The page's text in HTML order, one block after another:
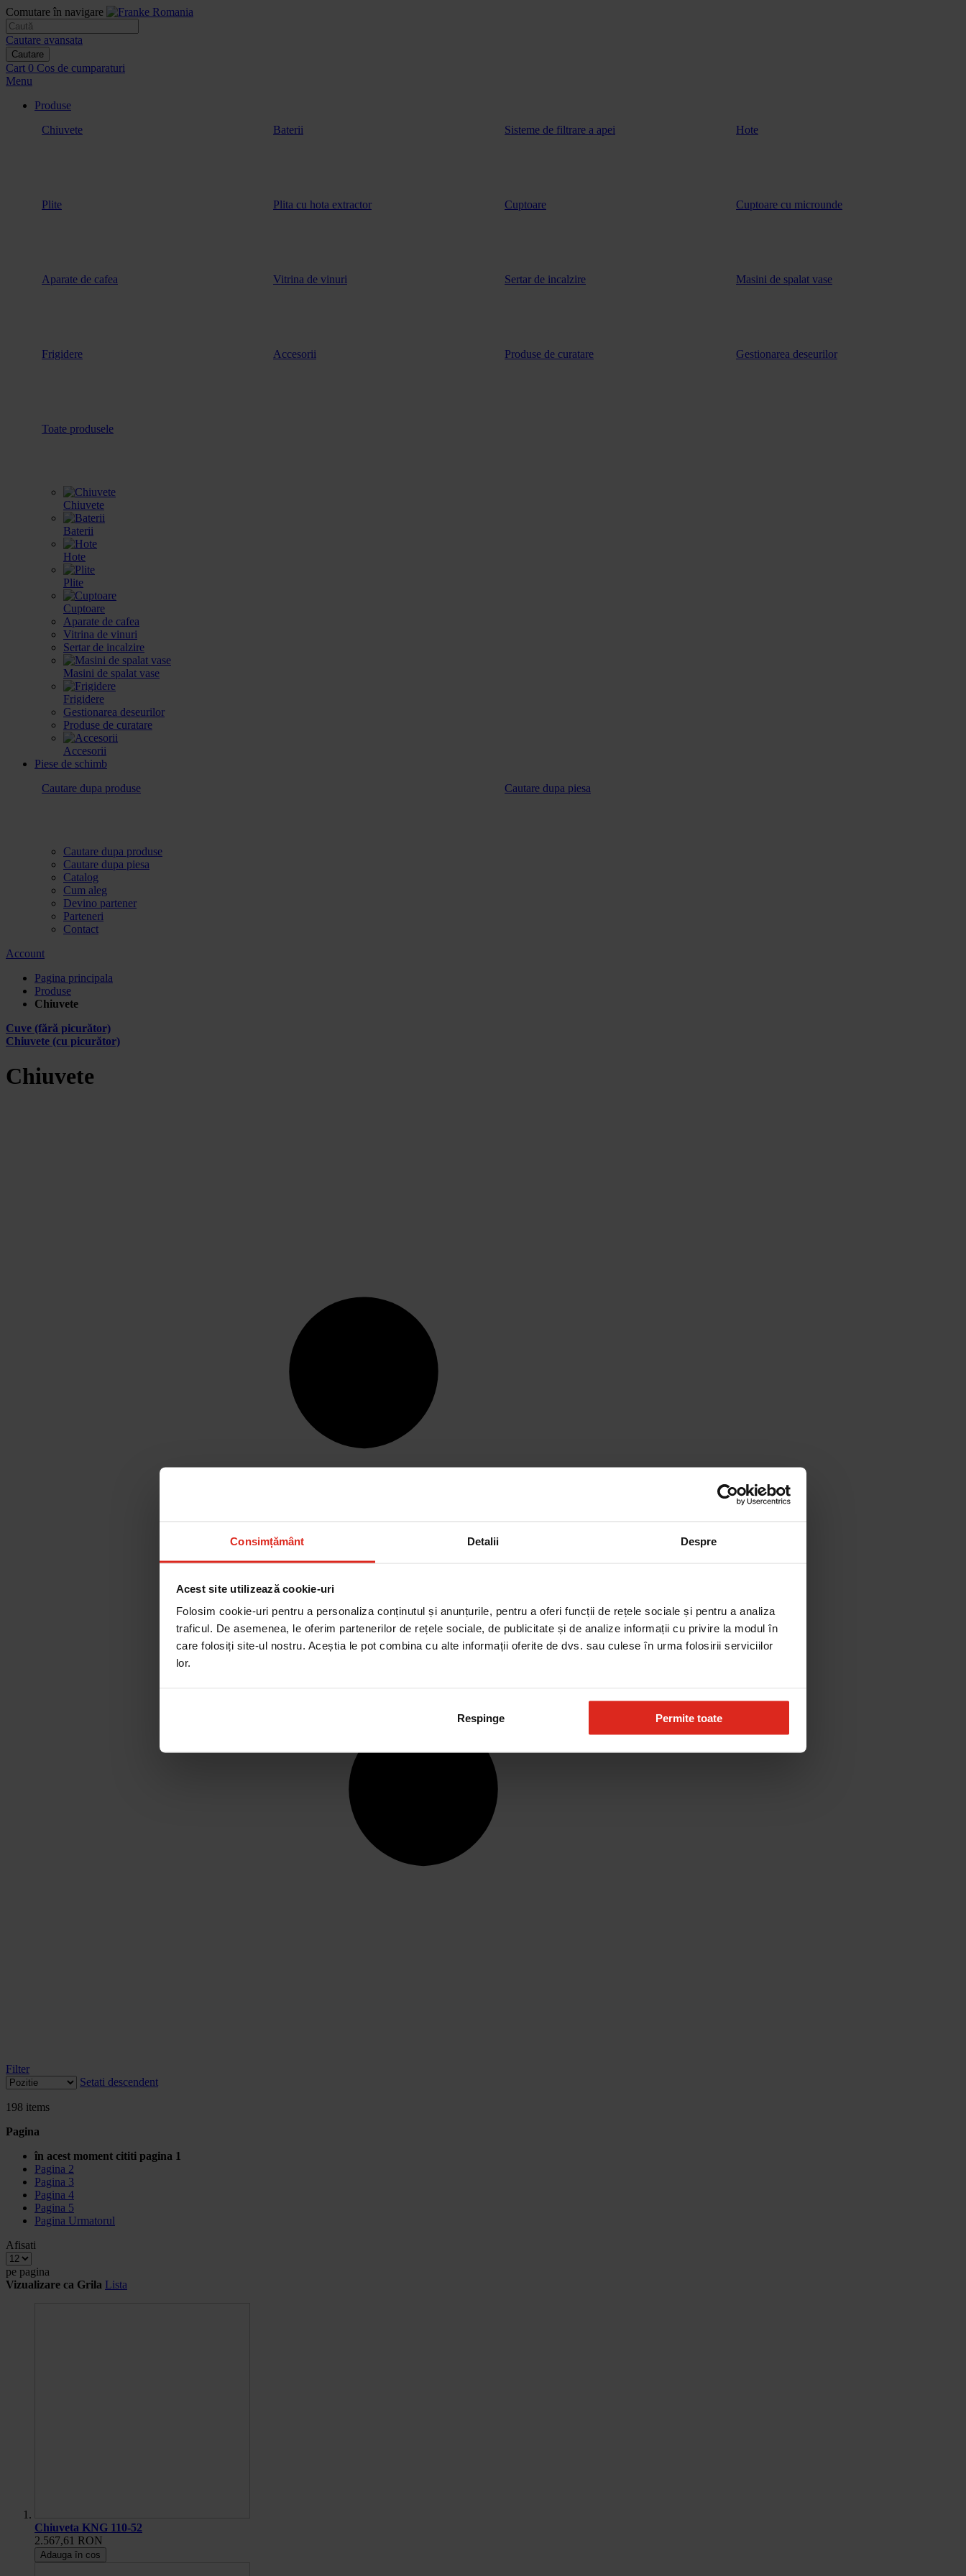
Consimțământ Detalii Despre
Acest site utilizează cookie-uri
Folosim cookie-uri pentru a personaliza conținutul și anunțurile, pentru a oferi funcții de rețele sociale și pentru a analiza
traficul. De asemenea, le oferim partenerilor de rețele sociale, de publicitate și de analize informații cu privire la modul în
care folosiți site-ul nostru. Aceștia le pot combina cu alte informații oferite de dvs. sau culese în urma folosirii serviciilor
lor.
Respinge Permite toate
Comutare în navigare
Cautare avansata
Cautare
Cart 0 Cos de cumparaturi
Menu
Produse
Chiuvete
Baterii Sisteme de filtrare a apei Hote
Plite Plita cu hota extractor Cuptoare Cuptoare cu microunde
Aparate de cafea Vitrina de vinuri Sertar de incalzire Masini de spalat vase
Frigidere Accesorii Produse de curatare Gestionarea deseurilor
Toate produsele
Chiuvete
Baterii
Hote
Plite
Cuptoare
Aparate de cafea
Vitrina de vinuri
Sertar de incalzire
Masini de spalat vase
Frigidere
Gestionarea deseurilor
Produse de curatare
Accesorii
Piese de schimb
Cautare dupa produse
Cautare dupa piesa
Cautare dupa produse
Cautare dupa piesa
Catalog
Cum aleg
Devino partener
Parteneri
Contact
Account
Pagina principala
Produse
Chiuvete
Cuve (fără picurător)
Chiuvete (cu picurător)
Chiuvete
Filter
Setati descendent
198 items
Pagina
în acest moment cititi pagina 1
Pagina 2
Pagina 3
Pagina 4
Pagina 5
Pagina Urmatorul
Afisati
pe pagina
Vizualizare ca Grila Lista
Chiuveta KNG 110-52
2.567,61 RON
Adauga în cos